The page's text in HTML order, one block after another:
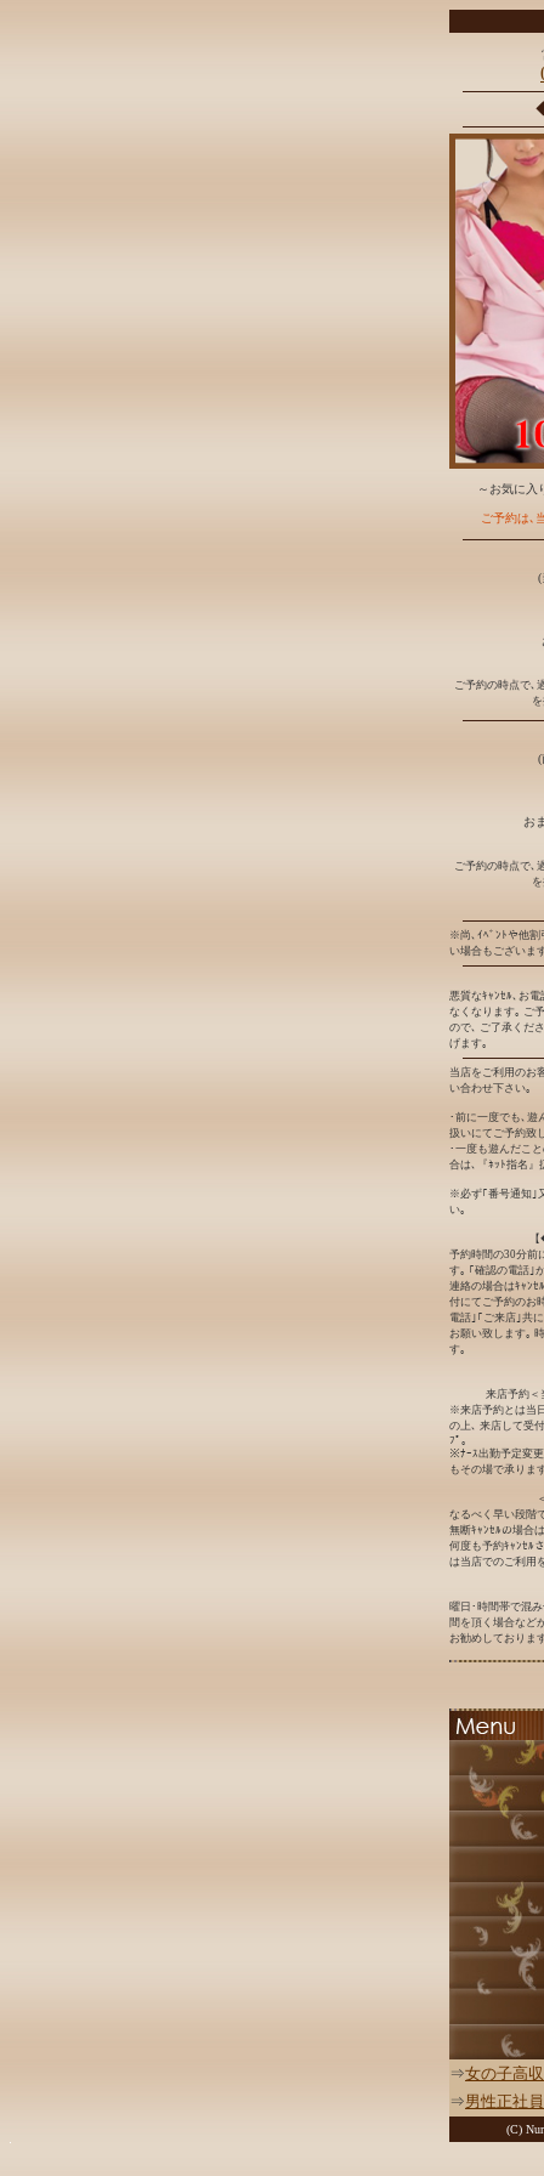
～お気に入
ご予約は､
(
ご予約の時点で､
(
お
ご予約の時点で､
※尚､ｲﾍﾞﾝﾄや他割
い場合もございま
悪質なｷｬﾝｾﾙ､お電
なくなります｡ ご
ので､ ご了承くだ
げます｡
当店をご利用のお
い合わせ下さい｡
･前に一度でも､遊
扱いにてご予約致
･一度も遊んだこ
合は､『ﾈｯﾄ指名』
※必ず｢番号通知｣
い｡
予約時間の30分前
す｡ ｢確認の電話｣
連絡の場合はｷｬﾝｾ
付にてご予約のお
電話｣｢ご来店｣共
お願い致します｡
す｡
来店予約＜
※来店予約とは当
の上､ 来店して受
ﾌﾟ｡
※ﾅｰｽ出勤予定変
もその場で承りま
なるべく早い段階
無断ｷｬﾝｾﾙの場合
何度も予約ｷｬﾝｾﾙ
は当店でのご利用
曜日･時間帯で混
間を頂く場合など
お勧めしておりま
⇒女の子高
⇒男性正社
(C)